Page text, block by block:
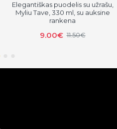
Elegantiškas puodelis su užrašu,
Myliu Tave, 330 ml, su auksine
rankena
9.00€ 11.50€